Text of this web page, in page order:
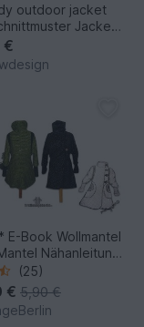
outdoor jacket
Jacke
Softshell
€
E-Book Wollmantel
Nähanleitung
in 6 Größen
von
(25)
€ 5,90 €